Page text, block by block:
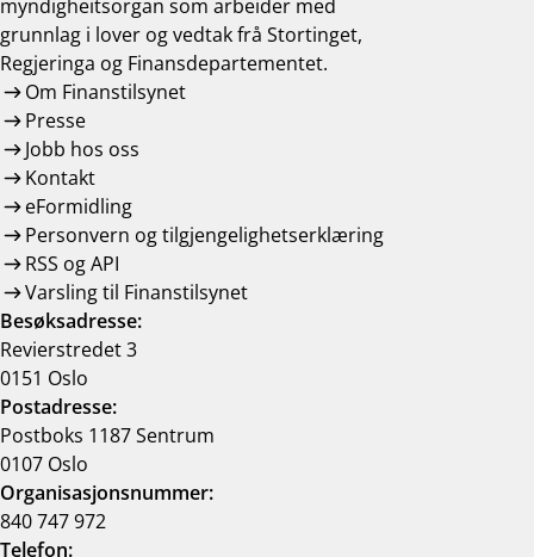
myndigheitsorgan som arbeider med
grunnlag i lover og vedtak frå Stortinget,
Regjeringa og Finansdepartementet.
Om Finanstilsynet
Presse
Jobb hos oss
Kontakt
eFormidling
Personvern og tilgjengelighetserklæring
RSS og API
Varsling til Finanstilsynet
Besøksadresse:
Revierstredet 3
0151 Oslo
Postadresse:
Postboks 1187 Sentrum
0107 Oslo
Organisasjonsnummer:
840 747 972
Telefon: